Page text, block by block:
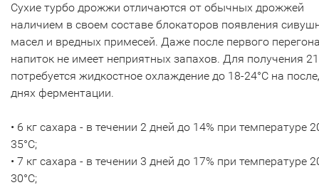
Сухие турбо дрожжи отличаются от обычных дрожжей
наличием в своем составе блокаторов появления
масел и вредных примесей. Даже после первого
напиток не имеет неприятных запахов. Для получения
потребуется жидкостное охлаждение до 18-24°С на
днях ферментации.
• 6 кг сахара - в течении 2 дней до 14% при температуре
35°С;
• 7 кг сахара - в течении 3 дней до 17% при температуре
30°С;